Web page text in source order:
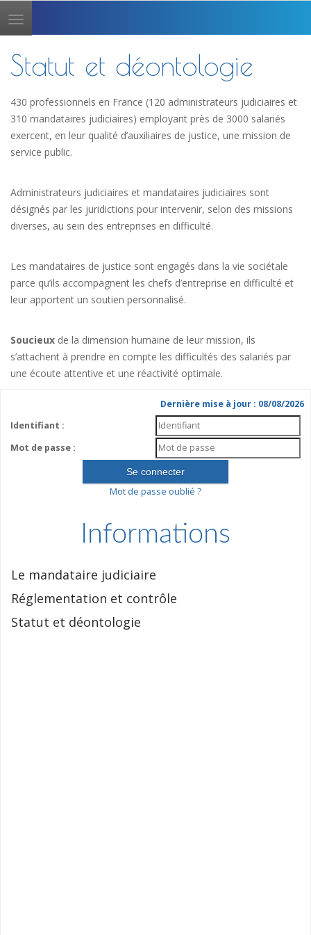
Toggle
navigation
Statut et déontologie
430 professionnels en France (120 administrateurs judiciaires et
310 mandataires judiciaires) employant près de 3000 salariés
exercent, en leur qualité d’auxiliaires de justice, une mission de
service public.
Administrateurs judiciaires et mandataires judiciaires sont
désignés par les juridictions pour intervenir, selon des missions
diverses, au sein des entreprises en difficulté.
Les mandataires de justice sont engagés dans la vie sociétale
parce qu’ils accompagnent les chefs d’entreprise en difficulté et
leur apportent un soutien personnalisé.
Soucieux de la dimension humaine de leur mission, ils
s’attachent à prendre en compte les difficultés des salariés par
une écoute attentive et une réactivité optimale.
Dernière mise à jour : 08/08/2026
Identifiant :
Mot de passe :
Mot de passe oublié ?
Informations
Le mandataire judiciaire
Réglementation et contrôle
Statut et déontologie